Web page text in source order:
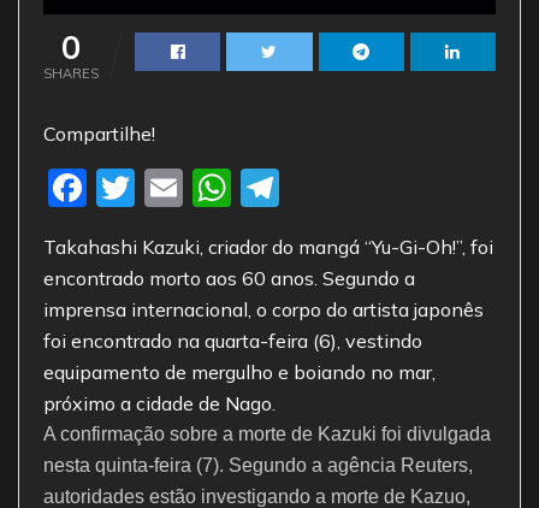
0
SHARES
Compartilhe!
F
c
e
b
o
o
k
T
itt
er
E
ai
l
W
at
s
A
p
p
e
gr
a
m
Takahashi Kazuki, criador do mangá “Yu-Gi-Oh!”, foi
encontrado morto aos 60 anos. Segundo a
imprensa internacional, o corpo do artista japonês
foi encontrado na quarta-feira (6), vestindo
equipamento de mergulho e boiando no mar,
próximo a cidade de Nago.
A confirmação sobre a morte de Kazuki foi divulgada
nesta quinta-feira (7). Segundo a agência Reuters,
autoridades estão investigando a morte de Kazuo,